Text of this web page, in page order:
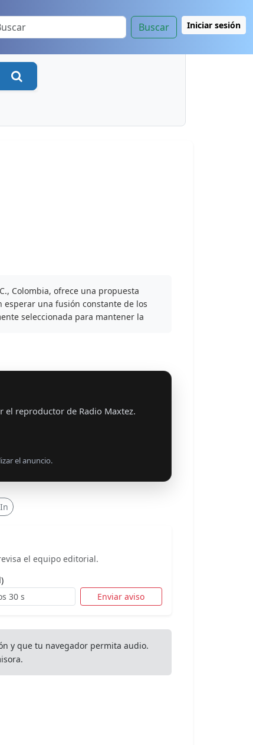
Buscar Iniciar sesión
Colombia, ofrece una propuesta
esperar una fusión constante de los
seleccionada para mantener la
el reproductor de Radio Maxtez.
el anuncio.
el equipo editorial.
Enviar aviso
y que tu navegador permita audio.